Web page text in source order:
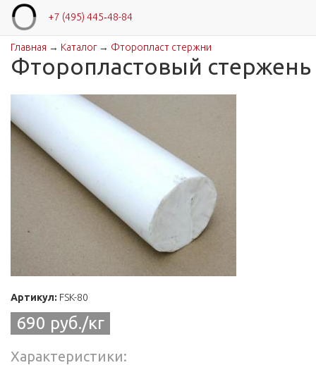
+7 (495) 445‑48-84
Вы здесь
Главная → Каталог→ Фторопласт стержни
Фторопластовый стержень
Артикул: FSK-80
690 руб./кг
Характеристики